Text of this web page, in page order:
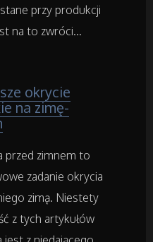
przy produkcji
na to zwróci...
okrycie
na zimę-
przed zimnem to
zadanie okrycia
zimą. Niestety
z tych artykułów